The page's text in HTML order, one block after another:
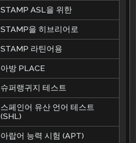
STAMP ASL을 위한
STAMP을 히브리어로
STAMP 라틴어용
아방 PLACE
슈퍼랭귀지 테스트
스페인어 유산 언어 테스트
(SHL)
아랍어 능력 시험 (APT)